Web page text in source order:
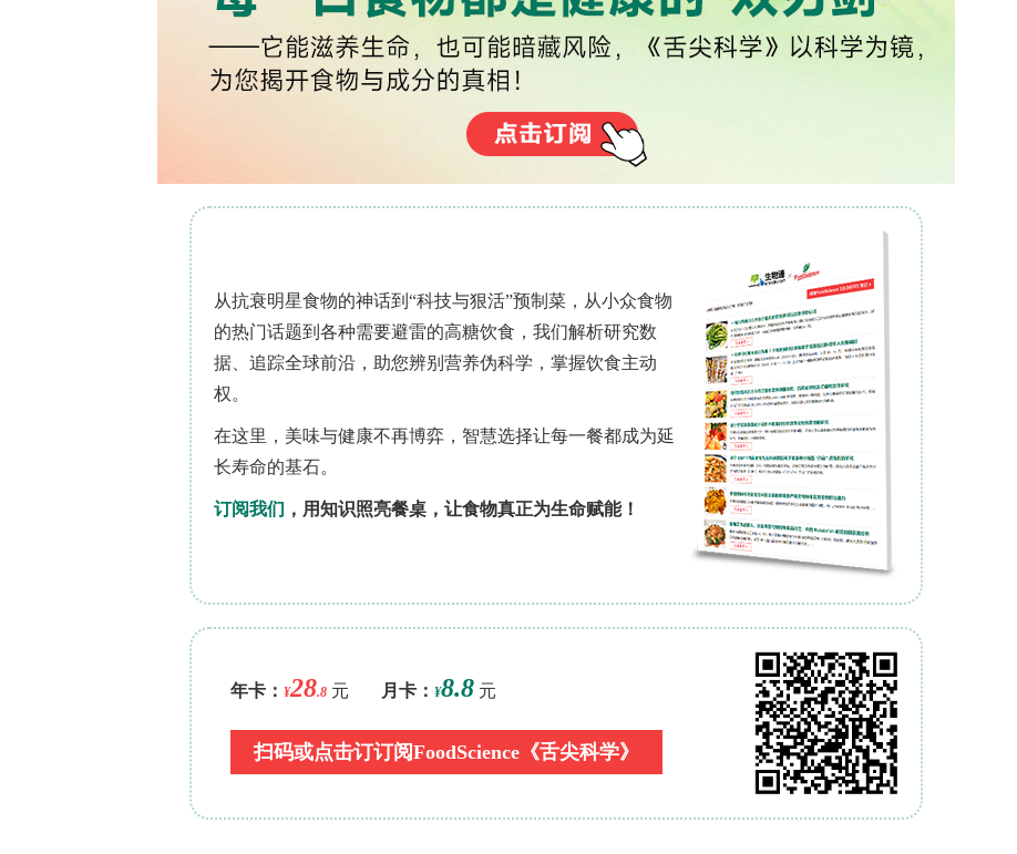
因农业大学（SUA）（海拔526米）的温暖低地果园、位于尼亚安迪拉（海拔1580米）的凉爽
高地果园，以及沿相同海拔梯度的另外五个地点。通过使用装有诱饵的改良McPhail陷阱来监
测成年雄性Z. cucurbitae。数量数据被标准化为“每陷阱每天捕获的昆虫数量”（FTD）。气候
相关数据来自多个来源。研究结果显示，Z. cucurbitae
p?=?0.7925）。Kibundi和Langali地区的数量呈上升趋势，而SUA和Mlali地区的数
量变化较为不稳定，尼亚安迪拉地区的数量则保持较低水平。数量与海拔呈负相关，与温度呈
正相关（两者的相关性均
打赏